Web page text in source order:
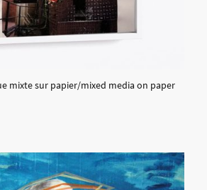
mixte sur papier/mixed media on paper